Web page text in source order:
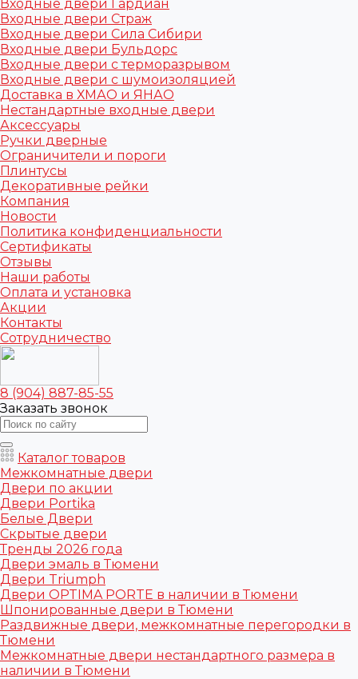
Входные двери Гардиан
Входные двери Страж
Входные двери Сила Сибири
Входные двери Бульдорс
Входные двери с терморазрывом
Входные двери с шумоизоляцией
Доставка в ХМАО и ЯНАО
Нестандартные входные двери
Аксессуары
Ручки дверные
Ограничители и пороги
Плинтусы
Декоративные рейки
Компания
Новости
Политика конфиденциальности
Сертификаты
Отзывы
Наши работы
Оплата и установка
Акции
Контакты
Сотрудничество
8 (904) 887-85-55
Заказать звонок
Каталог товаров
Межкомнатные двери
Двери по акции
Двери Portika
Белые Двери
Скрытые двери
Тренды 2026 года
Двери эмаль в Тюмени
Двери Triumph
Двери OPTIMA PORTE в наличии в Тюмени
Шпонированные двери в Тюмени
Раздвижные двери, межкомнатные перегородки в
Тюмени
Межкомнатные двери нестандартного размера в
наличии в Тюмени